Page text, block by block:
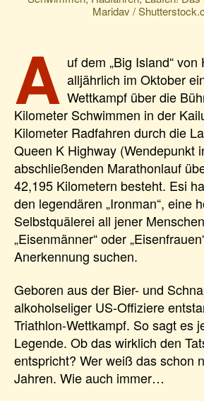
Maridav /
A uf dem „Big Island“
alljährlich im Oktober
Wettkampf über die
Kilometer Schwimmen in der
Kilometer Radfahren durch die
Queen K Highway (Wendepunkt
abschließenden Marathonlauf
42,195 Kilometern besteht. Esi
den legendären „Ironman“, eine
Selbstquälerei all jener
„Eisenmänner“ oder
Anerkennung suchen.
Geboren aus der Bier- und
alkoholseliger US-Offiziere
Triathlon-Wettkampf. So sagt es
Legende. Ob das wirklich den
entspricht? Wer weiß das schon
Jahren. Wie auch immer…